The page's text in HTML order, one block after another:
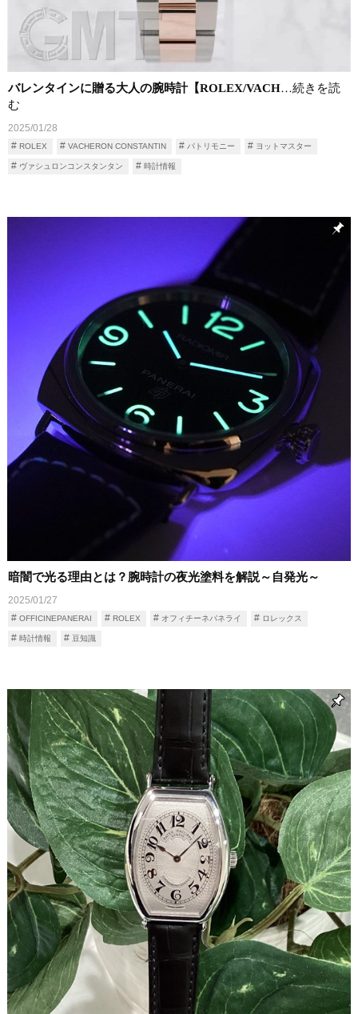
バレンタインに贈る大人の腕時計【ROLEX/VACH…続きを読
む
2025/01/28
ROLEX VACHERON CONSTANTIN パトリモニー ヨットマスター
ヴァシュロンコンスタンタン 時計情報
暗闇で光る理由とは？腕時計の夜光塗料を解説～自発光～
2025/01/27
OFFICINEPANERAI ROLEX オフィチーネパネライ ロレックス
時計情報 豆知識